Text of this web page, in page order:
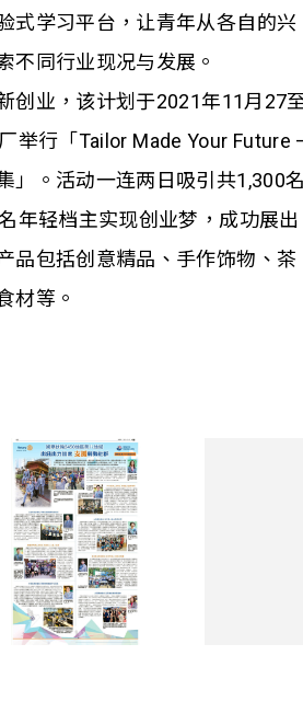
式学习平台，让青年从各自的兴
不同行业现况与发展。
创业，该计划于2021年11月27
举行「Tailor Made Your Future
」。活动一连两日吸引共1,300
年轻档主实现创业梦，成功展出
品包括创意精品、手作饰物、茶
材等。